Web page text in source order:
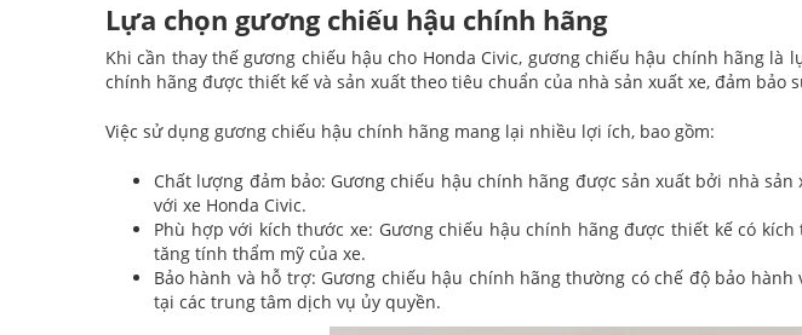
Lựa chọn gương chiếu hậu chính hãng
Khi cần thay thế gương chiếu hậu cho Honda Civic, gương chiếu hậu chính hãng
chính hãng được thiết kế và sản xuất theo tiêu chuẩn của nhà sản xuất xe, đảm bảo
Việc sử dụng gương chiếu hậu chính hãng mang lại nhiều lợi ích, bao gồm:
Chất lượng đảm bảo: Gương chiếu hậu chính hãng được sản xuất bởi nhà
với xe Honda Civic.
Phù hợp với kích thước xe: Gương chiếu hậu chính hãng được thiết kế có
tăng tính thẩm mỹ của xe.
Bảo hành và hỗ trợ: Gương chiếu hậu chính hãng thường có chế độ bảo
tại các trung tâm dịch vụ ủy quyền.